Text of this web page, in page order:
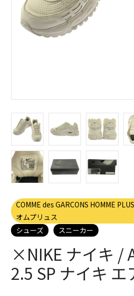
COMME des GARCONS HOMME
オムプリュス
シューズ
スニーカー
×NIKE ナイキ /
2.5 SP ナイキ エ